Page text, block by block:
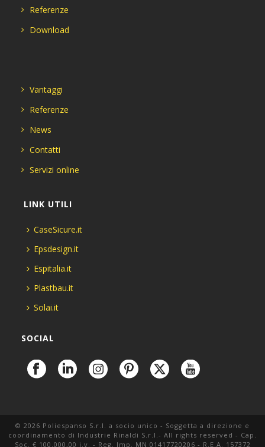
Referenze
Download
Vantaggi
Referenze
News
Contatti
Servizi online
LINK UTILI
CaseSicure.it
Epsdesign.it
Espitalia.it
Plastbau.it
Solai.it
SOCIAL
© 2026 Poliespanso S.r.l. a socio unico - Soggetta a direzione e
coordinamento di Industrie Rinaldi S.r.l.- All rights reserved - Cap.
Soc. € 100.000,00 i.v. - Reg. Imp. MN 01417720206 - R.E.A. 157372